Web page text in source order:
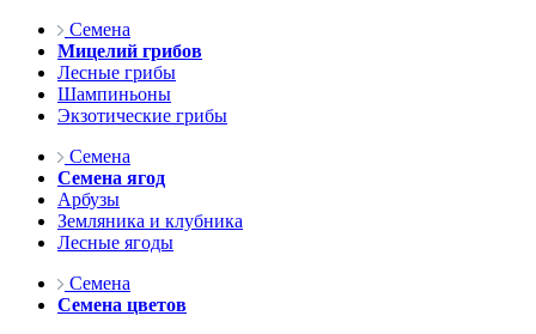
Семена
Мицелий грибов
Лесные грибы
Шампиньоны
Экзотические грибы
Семена
Семена ягод
Арбузы
Земляника и клубника
Лесные ягоды
Семена
Семена цветов